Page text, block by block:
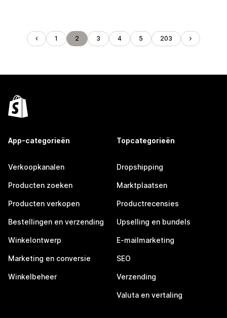
1 2 3 4 5 203
App-categorieën
Verkoopkanalen
Producten zoeken
Producten verkopen
Bestellingen en verzending
Winkelontwerp
Marketing en conversie
Winkelbeheer
Topcategorieën
Dropshipping
Marktplaatsen
Productrecensies
Upselling en bundels
E-mailmarketing
SEO
Verzending
Valuta en vertaling